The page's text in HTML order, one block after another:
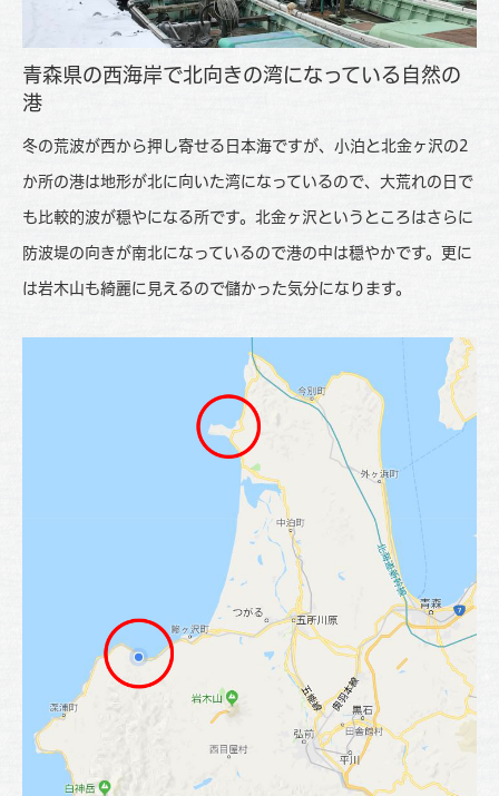
青森県の西海岸で北向きの湾になっている自然の
港
冬の荒波が西から押し寄せる日本海ですが、小泊と北金ヶ沢の2
か所の港は地形が北に向いた湾になっているので、大荒れの日で
も比較的波が穏やになる所です。北金ヶ沢というところはさらに
防波堤の向きが南北になっているので港の中は穏やかです。更に
は岩木山も綺麗に見えるので儲かった気分になります。